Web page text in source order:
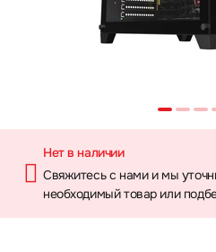
Нет в наличии
Свяжитесь с нами и мы
необходимый товар или